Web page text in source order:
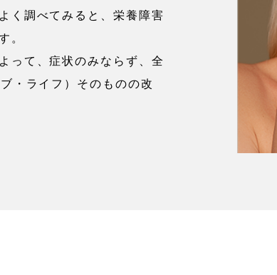
く調べてみると、栄養障害
。
って、症状のみならず、全
・ライフ）そのものの改